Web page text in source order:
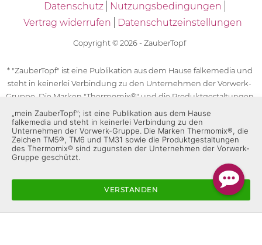
Datenschutz
Nutzungsbedingungen
Vertrag widerrufen
Datenschutzeinstellungen
Copyright © 2026 - ZauberTopf
* "ZauberTopf" ist eine Publikation aus dem Hause falkemedia und
steht in keinerlei Verbindung zu den Unternehmen der Vorwerk-
Gruppe. Die Marken "Thermomix®" und die Produktgestaltungen
des "Thermomix®" sind eingetragene Marken der Unternehmen
der Vorwerk-Gruppe. Die Marken Thermomix®, die Zeichen TM5®,
TM6 und TM31 sowie die Produktgestaltungen des Thermomix®
sind zugunsten der Unternehmen der Vorwerk-Gruppe
geschützt. Für die Rezeptangaben in "ZauberTopf" ist
„mein ZauberTopf”; ist eine Publikation aus dem Hause
falkemedia und steht in keinerlei Verbindung zu den
Unternehmen der Vorwerk-Gruppe. Die Marken Thermomix®, die
Zeichen TM5®, TM6 und TM31 sowie die Produktgestaltungen
des Thermomix® sind zugunsten der Unternehmen der Vorwerk-
Gruppe geschützt.
VERSTANDEN